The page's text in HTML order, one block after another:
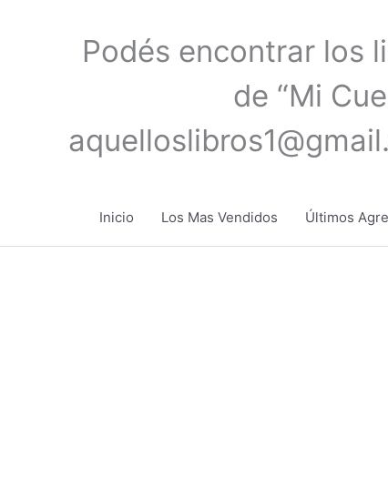
Podés encontrar los
de “Mi
Inicio Los Mas Vendidos Últimos